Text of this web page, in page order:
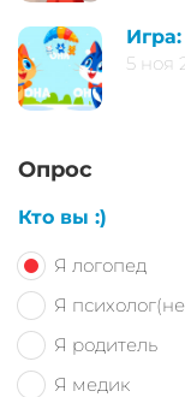
5 ноя
Опрос
Кто вы :)
Я логопед
Я
Я родитель
Я медик